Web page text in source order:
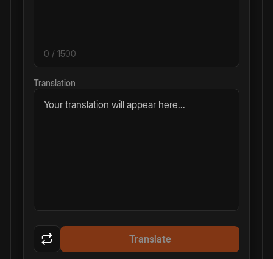
0 / 1500
Translation
Your translation will appear here...
Translate